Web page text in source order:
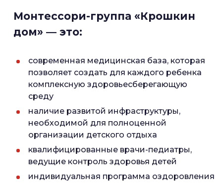
Монтессори-группа «Крошкин
дом» — это:
современная медицинская база, которая
позволяет создать для каждого ребенка
комплексную здоровьесберегающую
среду
наличие развитой инфраструктуры,
необходимой для полноценной
организации детского отдыха
квалифицированные врачи-педиатры,
ведущие контроль здоровья детей
индивидуальная программа оздоровления